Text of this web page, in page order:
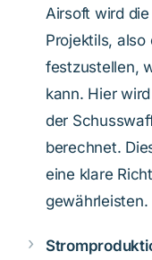
Airsoft wird
Projektils, also
festzustellen,
kann. Hier
der
berechnet.
eine klare
gewährleisten.